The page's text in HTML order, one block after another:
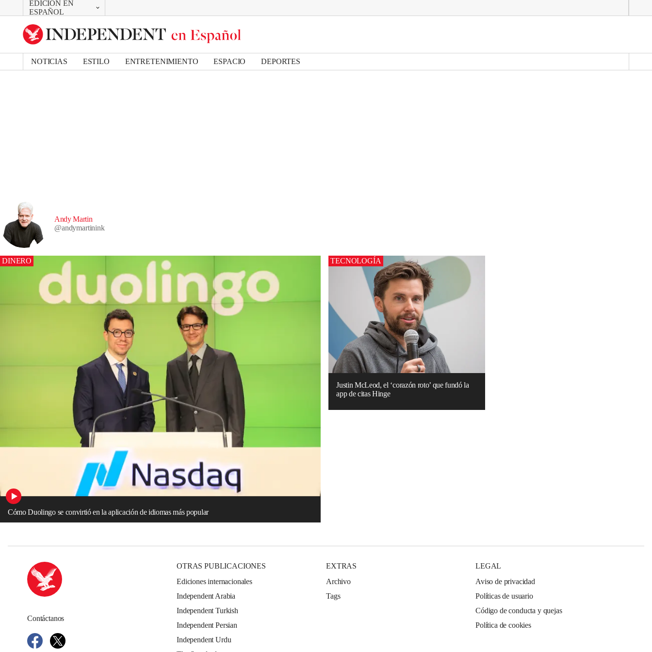
EDICIÓN EN
ESPAÑOL
CAMBIAR
UK Edition
US Edition
NOTICIAS ESTILO ENTRETENIMIENTO ESPACIO DEPORTES
Andy Martin
@andymartinink
DINERO
Cómo Duolingo se convirtió en la aplicación de idiomas más popular
TECNOLOGÍA
Justin McLeod, el ‘corazón roto’ que fundó la
app de citas Hinge
Contáctanos
OTRAS PUBLICACIONES
Ediciones internacionales
Independent Arabia
Independent Turkish
Independent Persian
Independent Urdu
EXTRAS
Archivo
Tags
LEGAL
Aviso de privacidad
Políticas de usuario
Código de conducta y quejas
Política de cookies